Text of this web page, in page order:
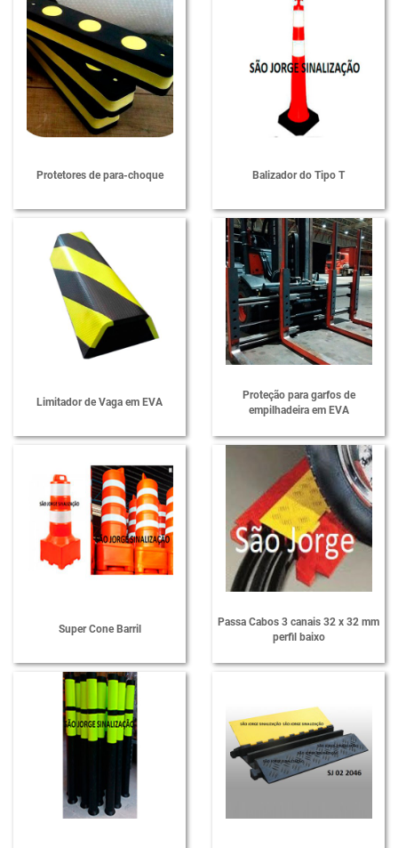
Protetores de para-choque Balizador do Tipo T
Limitador de Vaga em EVA
Proteção para garfos de
empilhadeira em EVA
Super Cone Barril
Passa Cabos 3 canais 32 x 32 mm
perfil baixo